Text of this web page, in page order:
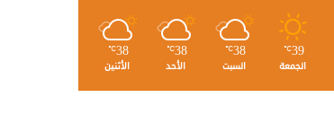
39
℃
الجمعة
38
℃
السبت
38
℃
الأحد
38
℃
الأثنين